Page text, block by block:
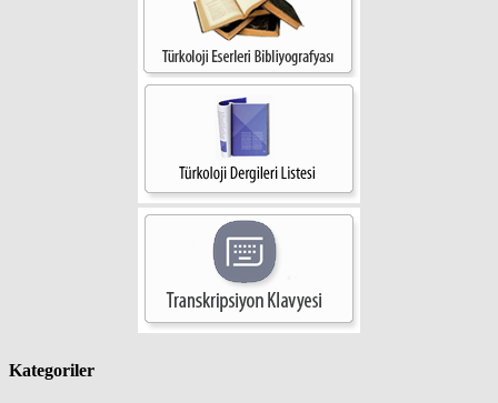
Kategoriler